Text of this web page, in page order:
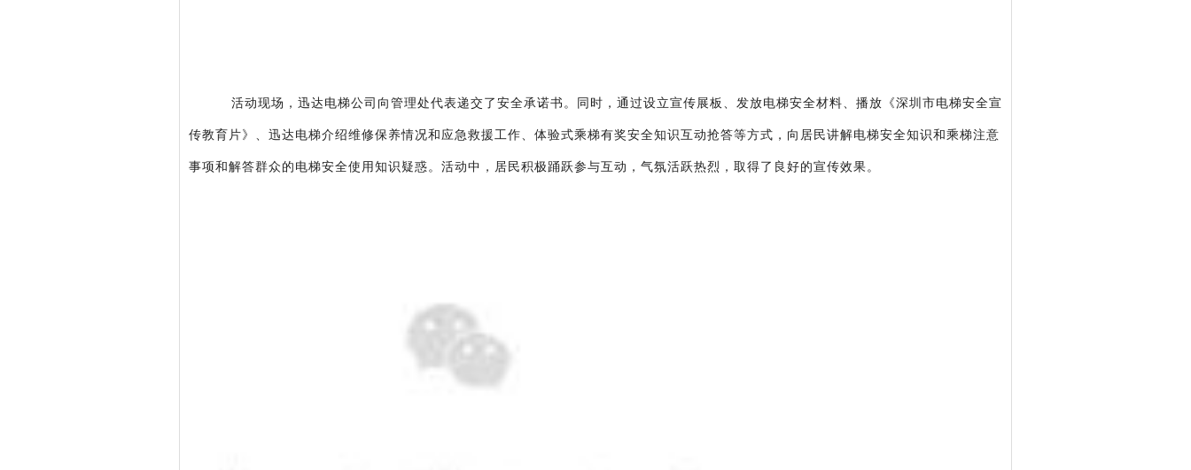
活动现场，迅达电梯公司向管理处代表递交了安全承诺书。同时，通过设立宣传展板、发放电梯安全材料、播放《深圳市电梯安全宣
传教育片》、迅达电梯介绍维修保养情况和应急救援工作、体验式乘梯有奖安全知识互动抢答等方式，向居民讲解电梯安全知识和乘梯注意
事项和解答群众的电梯安全使用知识疑惑。活动中，居民积极踊跃参与互动，气氛活跃热烈，取得了良好的宣传效果。